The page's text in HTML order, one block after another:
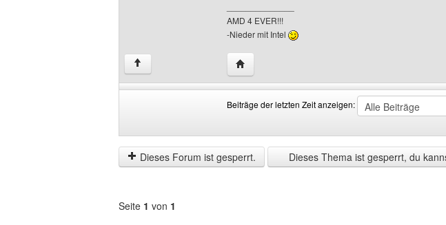
AMD 4 EVER!!!
-Nieder mit Intel
↑ Website dieses Benutzers besuchen: vladdracula
Beiträge der letzten Zeit anzeigen:
der
letzten
Zeit
by
Dieses Forum ist gesperrt.
Dieses Thema ist gesperrt, du
Seite 1 von 1